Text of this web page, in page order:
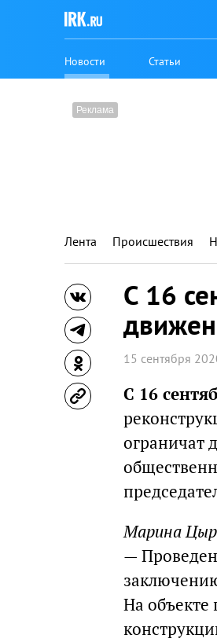
Новости Статьи
Лента Происшествия
С 16
15 сентября
С 16
ограничат
Марина
—
На объекте